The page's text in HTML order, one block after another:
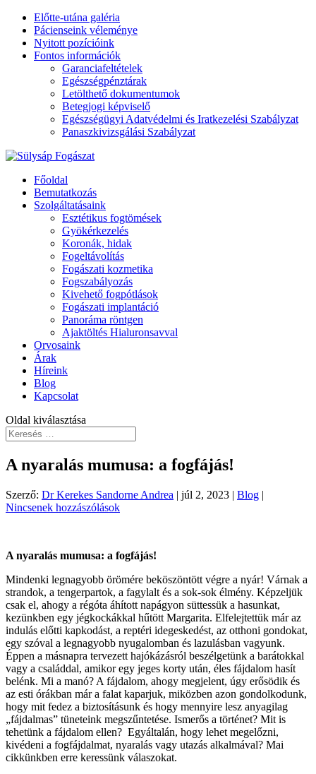
Előtte-utána galéria
Pácienseink véleménye
Nyitott pozícióink
Fontos információk
Garanciafeltételek
Egészségpénztárak
Letölthető dokumentumok
Betegjogi képviselő
Egészségügyi Adatvédelmi és Iratkezelési Szabályzat
Panaszkivizsgálási Szabályzat
Főoldal
Bemutatkozás
Szolgáltatásaink
Esztétikus fogtömések
Gyökérkezelés
Koronák, hidak
Fogeltávolítás
Fogászati kozmetika
Fogszabályozás
Kivehető fogpótlások
Fogászati implantáció
Panoráma röntgen
Ajaktöltés Hialuronsavval
Orvosaink
Árak
Híreink
Blog
Kapcsolat
Oldal kiválasztása
A nyaralás mumusa: a fogfájás!
Szerző: Dr Kerekes Sandorne Andrea | júl 2, 2023 | Blog |
Nincsenek hozzászólások
A nyaralás mumusa: a fogfájás!
Mindenki legnagyobb örömére beköszöntött végre a nyár! Várnak a
strandok, a tengerpartok, a fagylalt és a sok-sok élmény. Képzeljük
csak el, ahogy a régóta áhított napágyon süttessük a hasunkat,
kezünkben egy jégkockákkal hűtött Margarita. Elfelejtettük már az
indulás előtti kapkodást, a reptéri idegeskedést, az otthoni gondokat,
egy szóval a legnagyobb nyugalomban és lazulásban vagyunk.
Éppen a másnapra tervezett hajókázásról beszélgetünk a barátokkal
vagy a családdal, amikor egy jeges korty után, éles fájdalom hasít
belénk. Mi a manó? A fájdalom, ahogy megjelent, úgy erősödik és
az esti órákban már a falat kaparjuk, miközben azon gondolkodunk,
hogy mit fedez a biztosításunk és hogy mennyire lesz anyagilag
„fájdalmas” tüneteink megszűntetése. Ismerős a történet? Mit is
tehetünk a fájdalom ellen? Egyáltalán, hogy lehet megelőzni,
kivédeni a fogfájdalmat, nyaralás vagy utazás alkalmával? Mai
cikkünkben erre keressünk válaszokat.